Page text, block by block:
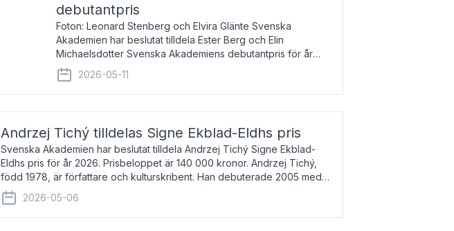
debutantpris
Foton: Leonard Stenberg och Elvira Glänte Svenska
Akademien har beslutat tilldela Ester Berg och Elin
Michaelsdotter Svenska Akademiens debutantpris för år
2026. Priset är nyinstiftat och syftar till att lyfta fram
intressanta och löftesrik
2026-05-11
Andrzej Tichý tilldelas Signe Ekblad-Eldhs pris
Svenska Akademien har beslutat tilldela Andrzej Tichý Signe Ekblad-
Eldhs pris för år 2026. Prisbeloppet är 140 000 kronor. Andrzej Tichý,
född 1978, är författare och kulturskribent. Han debuterade 2005 med
den lovordade romanen Sex liter l
2026-05-06